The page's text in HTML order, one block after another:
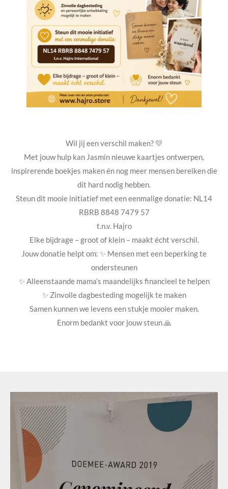
Wil jij een verschil maken? 💛
Met jouw hulp kan Jasmin nieuwe kaartjes ontwerpen,
inspirerende boekjes maken én nog meer mensen bereiken die
dit hard nodig hebben.
Steun dit mooie initiatief met een eenmalige donatie: NL14
RBRB 8848 7479 57
t.n.v. Hajro
Elke bijdrage – groot of klein – maakt écht verschil.
Jouw donatie helpt om: ✨ Mensen met een beperking te
ondersteunen
✨ Alleenstaande mama’s maandelijks financieel te helpen
✨ Zinvolle dagbesteding mogelijk te maken
Samen kunnen we levens een stukje mooier maken.
Enorm bedankt voor jouw steun 🙏